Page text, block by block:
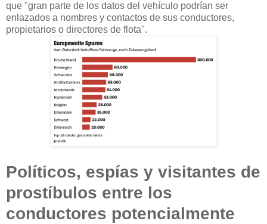
que "gran parte de los datos del vehículo podrían ser
enlazados a nombres y contactos de sus conductores,
propietarios o directores de flota".
Políticos, espías y visitantes de
prostíbulos entre los
conductores potencialmente